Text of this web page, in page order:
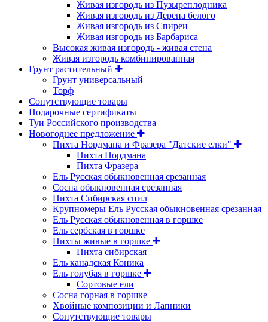
Живая изгородь из Пузыреплодника
Живая изгородь из Дерена белого
Живая изгородь из Спиреи
Живая изгородь из Барбариса
Высокая живая изгородь - живая стена
Живая изгородь комбинированная
Грунт растительный
Грунт универсальный
Торф
Сопутствующие товары
Подарочные сертификаты
Туи Российского производства
Новогоднее предложение
Пихта Нордмана и Фразера "Датские елки"
Пихта Нордмана
Пихта Фразера
Ель Русская обыкновенная срезанная
Сосна обыкновенная срезанная
Пихта Сибирская спил
Крупномеры Ель Русская обыкновенная срезанная
Ель Русская обыкновенная в горшке
Ель сербская в горшке
Пихты живые в горшке
Пихта сибирская
Ель канадская Коника
Ель голубая в горшке
Сортовые ели
Сосна горная в горшке
Хвойные композиции и Лапники
Сопутствующие товары